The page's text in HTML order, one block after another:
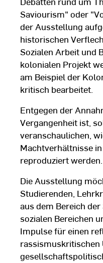
Saviourism" oder
der Ausstellung
historischen
Sozialen Arbeit und
kolonialen Projekt
am Beispiel der
kritisch bearbeitet.
Entgegen der
Vergangenheit ist,
veranschaulichen,
Machtverhältnisse
reproduziert werden.
Die Ausstellung
Studierenden,
aus dem Bereich
sozialen Bereichen
Impulse für einen
rassismuskritischen